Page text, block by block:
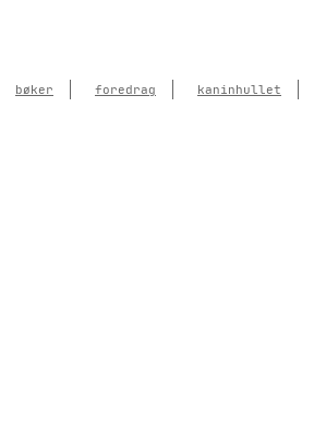
bøker foredrag kaninhullet